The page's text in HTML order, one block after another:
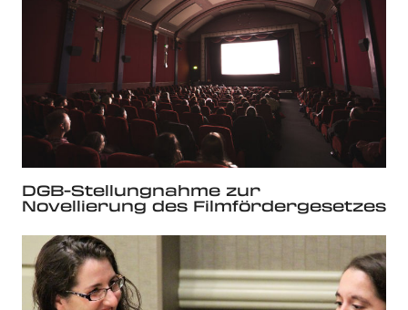
DGB-Stellungnahme zur
Novellierung des Filmfördergesetzes